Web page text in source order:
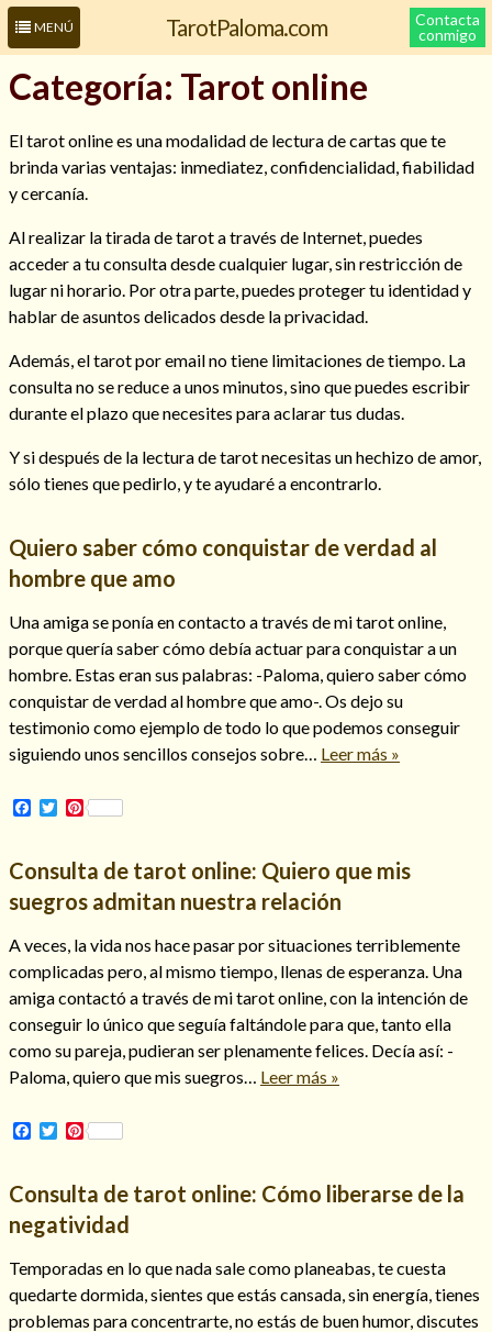
MENÚ TarotPaloma.com
Contacta
conmigo
Leer más sobre mí
Amarre para recuperar a mi pareja
Categoría: Tarot online
El tarot online es una modalidad de lectura de cartas que te
brinda varias ventajas: inmediatez, confidencialidad, fiabilidad
y cercanía.
Al realizar la tirada de tarot a través de Internet, puedes
acceder a tu consulta desde cualquier lugar, sin restricción de
lugar ni horario. Por otra parte, puedes proteger tu identidad y
hablar de asuntos delicados desde la privacidad.
Además, el tarot por email no tiene limitaciones de tiempo. La
consulta no se reduce a unos minutos, sino que puedes escribir
durante el plazo que necesites para aclarar tus dudas.
Y si después de la lectura de tarot necesitas un hechizo de amor,
sólo tienes que pedirlo, y te ayudaré a encontrarlo.
Quiero saber cómo conquistar de verdad al
hombre que amo
Una amiga se ponía en contacto a través de mi tarot online,
porque quería saber cómo debía actuar para conquistar a un
hombre. Estas eran sus palabras: -Paloma, quiero saber cómo
conquistar de verdad al hombre que amo-. Os dejo su
testimonio como ejemplo de todo lo que podemos conseguir
siguiendo unos sencillos consejos sobre… Leer más »
Facebook
Twitter
Pinterest
Consulta de tarot online: Quiero que mis
suegros admitan nuestra relación
A veces, la vida nos hace pasar por situaciones terriblemente
complicadas pero, al mismo tiempo, llenas de esperanza. Una
amiga contactó a través de mi tarot online, con la intención de
conseguir lo único que seguía faltándole para que, tanto ella
como su pareja, pudieran ser plenamente felices. Decía así: -
Paloma, quiero que mis suegros… Leer más »
Facebook
Twitter
Pinterest
Consulta de tarot online: Cómo liberarse de la
negatividad
Temporadas en lo que nada sale como planeabas, te cuesta
quedarte dormida, sientes que estás cansada, sin energía, tienes
problemas para concentrarte, no estás de buen humor, discutes